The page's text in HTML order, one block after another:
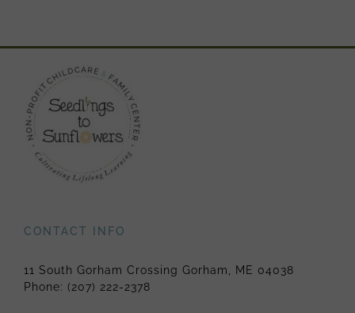
CONTACT INFO
11 South Gorham Crossing Gorham, ME 04038
Phone: (207) 222-2378